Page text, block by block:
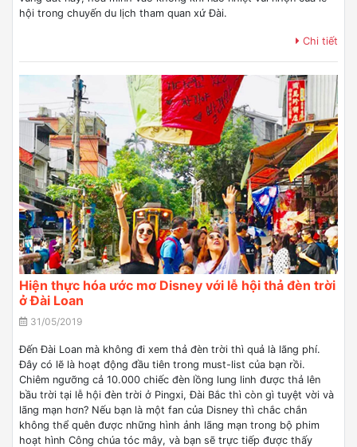
hội trong chuyến du lịch tham quan xứ Đài.
Chi tiết
Hiện thực hóa ước mơ Disney với lễ hội thả đèn trời
ở Đài Loan
31/05/2019
Đến Đài Loan mà không đi xem thả đèn trời thì quả là lãng phí.
Đây có lẽ là hoạt động đầu tiên trong must-list của bạn rồi.
Chiêm ngưỡng cả 10.000 chiếc đèn lồng lung linh được thả lên
bầu trời tại lễ hội đèn trời ở Pingxi, Đài Bắc thì còn gì tuyệt vời và
lãng mạn hơn? Nếu bạn là một fan của Disney thì chắc chắn
không thể quên được những hình ảnh lãng mạn trong bộ phim
hoạt hình Công chúa tóc mây, và bạn sẽ trực tiếp được thấy